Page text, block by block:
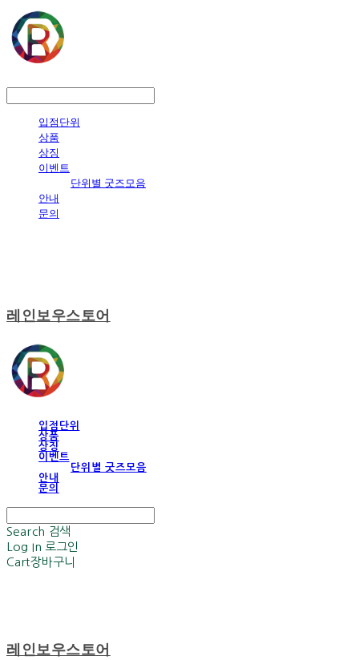
입점단위
상품
상징
이벤트
단위별 굿즈모음
안내
문의
레인보우스토어
입점단위
상품
상징
이벤트
단위별 굿즈모음
안내
문의
Search 검색
Log In 로그인
Cart장바구니
레인보우스토어